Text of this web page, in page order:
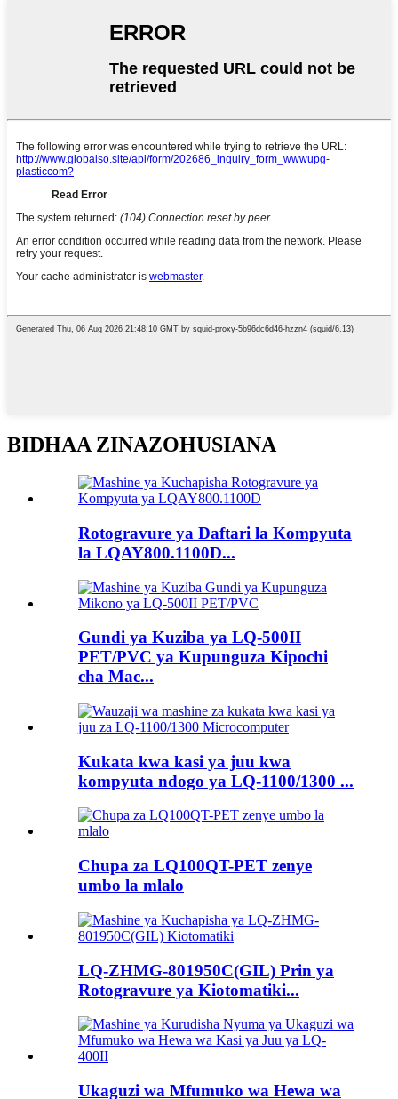
BIDHAA ZINAZOHUSIANA
Rotogravure ya Daftari la Kompyuta
la LQAY800.1100D...
Gundi ya Kuziba ya LQ-500II
PET/PVC ya Kupunguza Kipochi
cha Mac...
Kukata kwa kasi ya juu kwa
kompyuta ndogo ya LQ-1100/1300 ...
Chupa za LQ100QT-PET zenye
umbo la mlalo
LQ-ZHMG-801950C(GIL) Prin ya
Rotogravure ya Kiotomatiki...
Ukaguzi wa Mfumuko wa Hewa wa